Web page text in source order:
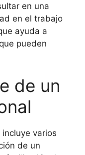
en una
en el trabajo
ayuda a
pueden
de un
varios
de un